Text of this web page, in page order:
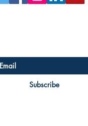
Subscribe